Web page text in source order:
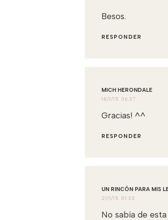
Besos.
RESPONDER
MICH HERONDALE
18/1/15 06:37
Gracias! ^^
RESPONDER
UN RINCÓN PARA MIS
21/1/15 01:33
No sabía de